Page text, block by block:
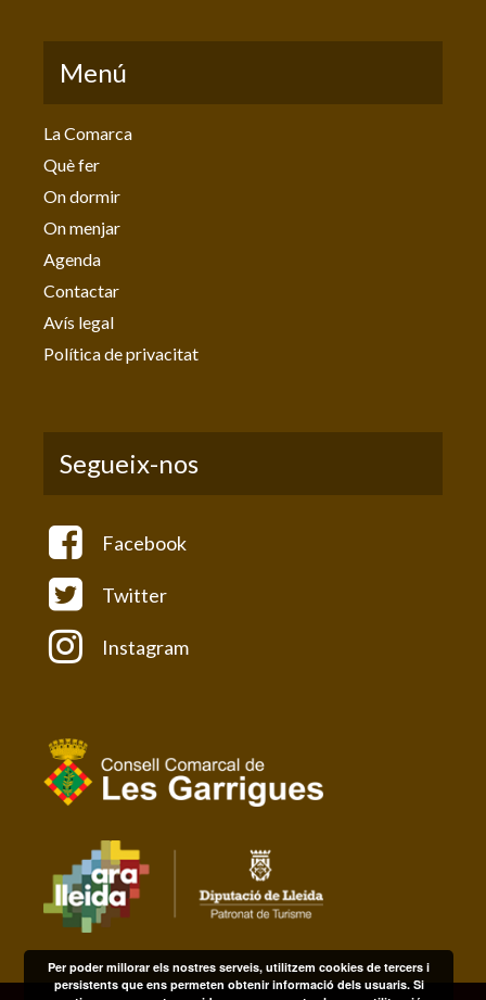
Menú
La Comarca
Què fer
On dormir
On menjar
Agenda
Contactar
Avís legal
Política de privacitat
Segueix-nos
Facebook
Twitter
Instagram
Per poder millorar els nostres serveis, utilitzem cookies de tercers i
persistents que ens permeten obtenir informació dels usuaris. Si